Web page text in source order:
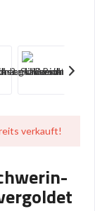
verkauft!